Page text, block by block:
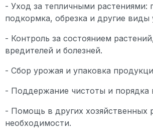
- Уход за тепличными растениями:
подкормка, обрезка и другие виды
- Контроль за состоянием
вредителей и болезней.
- Сбор урожая и упаковка
- Поддержание чистоты и порядка
- Помощь в других хозяйственных
необходимости.